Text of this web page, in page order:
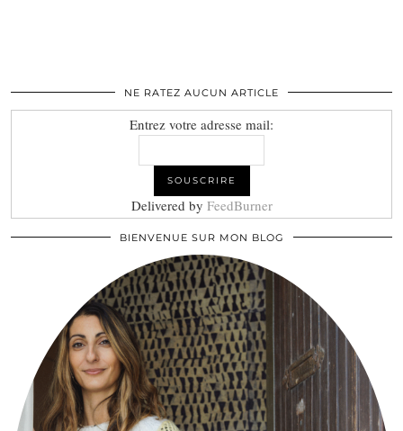
NE RATEZ AUCUN ARTICLE
Entrez votre adresse mail:
Delivered by FeedBurner
BIENVENUE SUR MON BLOG